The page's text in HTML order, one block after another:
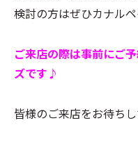
検討の方はぜひカナル
ご来店の際は事前にご
ズです♪
皆様のご来店をお待ちし